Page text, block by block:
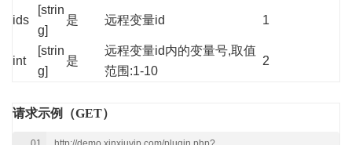
ids
[strin
g]
是 远程变量id 1
int
[strin
g]
是
远程变量id内的变量号,取值
范围:1-10
2
请求示例（GET）